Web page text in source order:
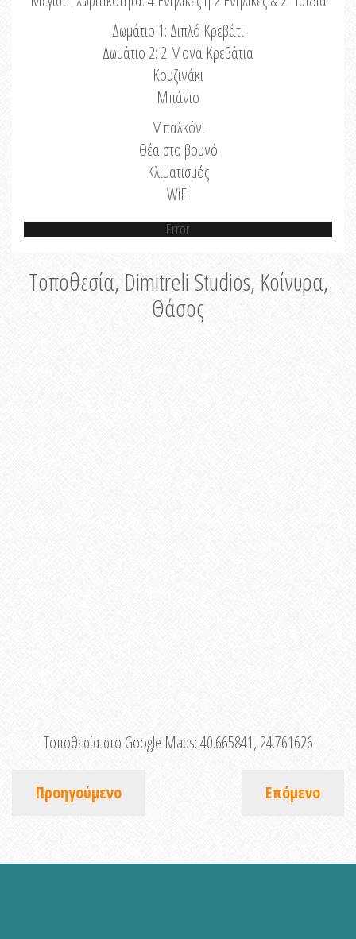
Δωμάτιο 1: Διπλό Κρεβάτι
Δωμάτιο 2: 2 Μονά Κρεβάτια
Κουζινάκι
Μπάνιο
Μπαλκόνι
Θέα στο βουνό
Κλιματισμός
WiFi
Error
Τοποθεσία, Dimitreli Studios, Κοίνυρα,
Θάσος
Τοποθεσία στο Google Maps:40.665841, 24.761626
Προηγούμενο Επόμενο